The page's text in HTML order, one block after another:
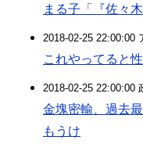
まる子「『佐々
2018-02-25 22:00:00
これやってると
2018-02-25 22:00:00
金塊密輸、過去
もうけ